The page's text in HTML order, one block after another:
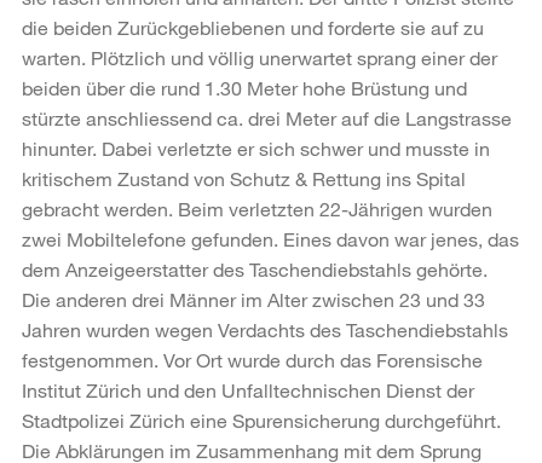
die beiden Zurückgebliebenen und forderte sie auf zu
warten. Plötzlich und völlig unerwartet sprang einer der
beiden über die rund 1.30 Meter hohe Brüstung und
stürzte anschliessend ca. drei Meter auf die Langstrasse
hinunter. Dabei verletzte er sich schwer und musste in
kritischem Zustand von Schutz & Rettung ins Spital
gebracht werden. Beim verletzten 22-Jährigen wurden
zwei Mobiltelefone gefunden. Eines davon war jenes, das
dem Anzeigeerstatter des Taschendiebstahls gehörte.
Die anderen drei Männer im Alter zwischen 23 und 33
Jahren wurden wegen Verdachts des Taschendiebstahls
festgenommen. Vor Ort wurde durch das Forensische
Institut Zürich und den Unfalltechnischen Dienst der
Stadtpolizei Zürich eine Spurensicherung durchgeführt.
Die Abklärungen im Zusammenhang mit dem Sprung